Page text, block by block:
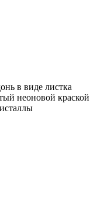
в виде листка
неоновой краской